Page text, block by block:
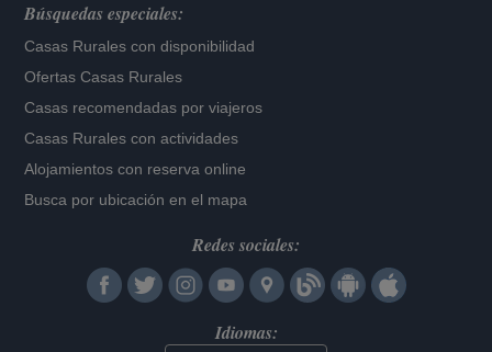
Búsquedas especiales:
Casas Rurales con disponibilidad
Ofertas Casas Rurales
Casas recomendadas por viajeros
Casas Rurales con actividades
Alojamientos con reserva online
Busca por ubicación en el mapa
Redes sociales:
Idiomas: